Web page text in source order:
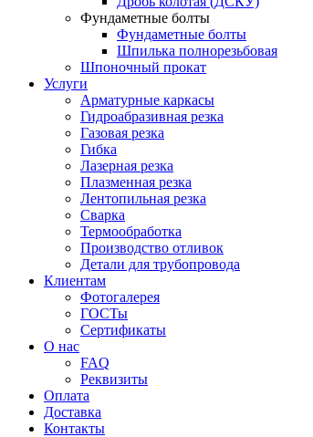
Фундаметные болты
Фундаметные болты
Шпилька полнорезьбовая
Шпоночный прокат
Услуги
Арматурные каркасы
Гидроабразивная резка
Газовая резка
Гибка
Лазерная резка
Плазменная резка
Лентопильная резка
Сварка
Термообработка
Производство отливок
Детали для трубопровода
Клиентам
Фотогалерея
ГОСТы
Сертификаты
О нас
FAQ
Реквизиты
Оплата
Доставка
Контакты